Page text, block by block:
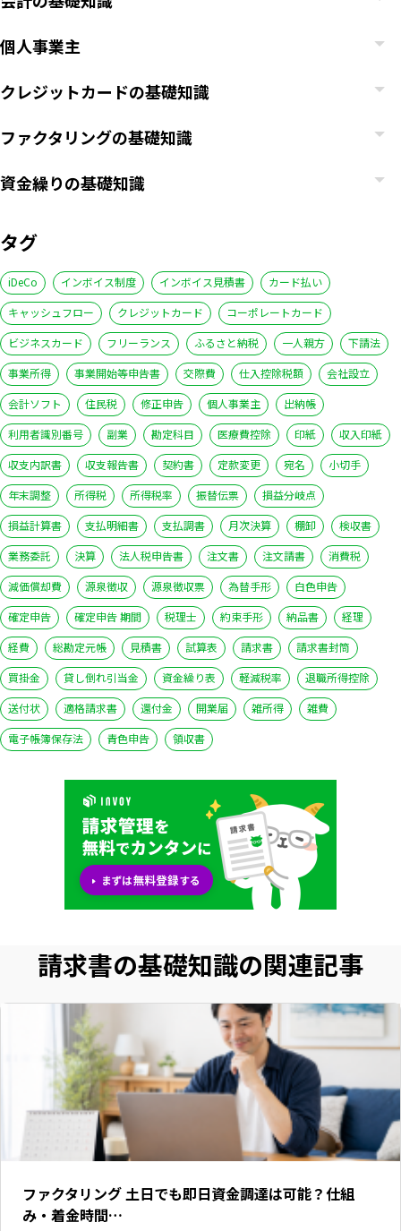
個人事業主
クレジットカードの基礎知識
ファクタリングの基礎知識
資金繰りの基礎知識
タグ
iDeCo インボイス制度 インボイス見積書
カード払い
キャッシュフロー
クレジットカード
コーポレートカード
ビジネスカード
フリーランス ふるさと納税 一人親方
下請法
事業所得
事業開始等申告書 交際費 仕入控除税額
会社設立
会計ソフト
住民税 修正申告 個人事業主
出納帳
利用者識別番号
副業 勘定科目 医療費控除 印紙
収入印紙
収支内訳書
収支報告書 契約書 定款変更 宛名
小切手
年末調整
所得税 所得税率 振替伝票
損益分岐点
損益計算書
支払明細書 支払調書 月次決算 棚卸
検収書
業務委託
決算 法人税申告書 注文書 注文請書
消費税
減価償却費
源泉徴収 源泉徴収票 為替手形
白色申告
確定申告
確定申告 期間 税理士 約束手形 納品書
経理
経費
総勘定元帳 見積書 試算表 請求書
請求書封筒
買掛金
貸し倒れ引当金 資金繰り表 軽減税率
退職所得控除
送付状
適格請求書 還付金 開業届 雑所得
雑費
電子帳簿保存法
青色申告 領収書
請求書の基礎知識の関連記事
ファクタリング 土日でも即日資金調達は可能？仕組
み・着金時間…